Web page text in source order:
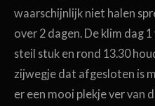
waarschijnlijk niet halen
over 2 dagen. De klim dag
steil stuk en rond 13.30
zijwegje dat afgesloten is
er een mooi plekje ver van